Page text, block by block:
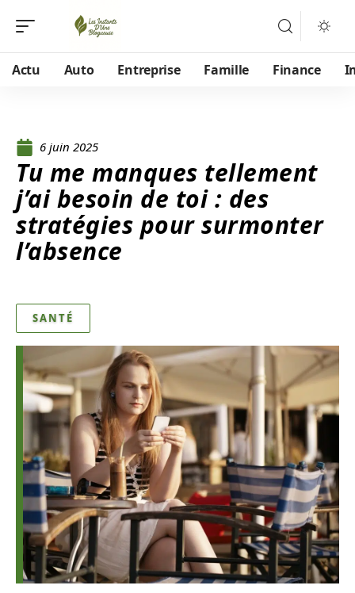
Actu Auto Entreprise Famille Finance
6 juin 2025
Tu me manques tellement
j’ai besoin de toi : des
stratégies pour surmonter
l’absence
SANTÉ